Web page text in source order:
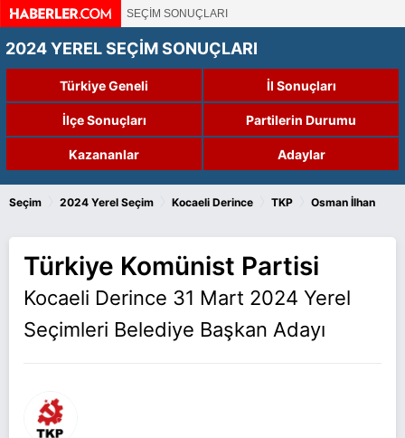
SEÇİM SONUÇLARI
2024 YEREL SEÇİM SONUÇLARI
Türkiye Geneli İl Sonuçları
İlçe Sonuçları Partilerin Durumu
Kazananlar Adaylar
Seçim 2024 Yerel Seçim Kocaeli Derince TKP Osman İlhan
Türkiye Komünist Partisi
Kocaeli Derince 31 Mart 2024 Yerel
Seçimleri Belediye Başkan Adayı